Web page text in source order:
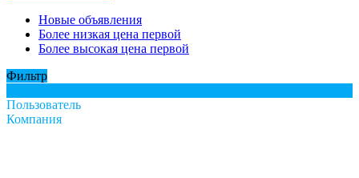
Новые объявления
Более низкая цена первой
Более высокая цена первой
Фильтр
Пользователь
Компания